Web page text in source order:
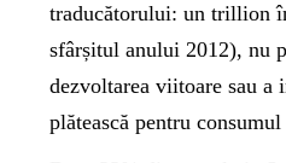
traducătorului: un trillion
sfârșitul anului 2012), nu
dezvoltarea viitoare sau a
plătească pentru